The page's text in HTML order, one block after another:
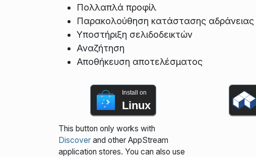
Πολλαπλά προφίλ
Παρακολούθηση κατάστασης αδράνειας
Υποστήριξη σελιδοδεικτών
Αναζήτηση
Αποθήκευση αποτελέσματος
Install on
Linux
This button only works with
Discoverand other AppStream
application stores. You can also use